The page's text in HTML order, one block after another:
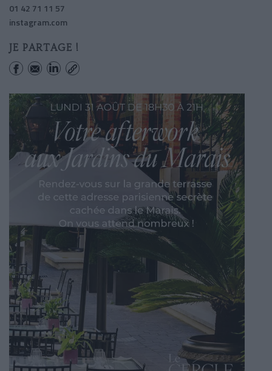
01 42 71 11 57
instagram.com
JE PARTAGE !